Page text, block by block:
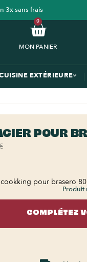
3x sans frais
0
EXTÉRIEURE
POUR
pour brasero
Produit
COMPLÉTEZ